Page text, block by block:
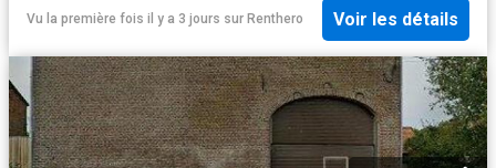
Vu la première fois il y a 3 jours sur Renthero Voir les détails